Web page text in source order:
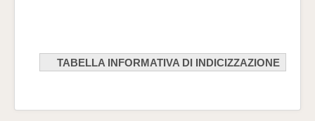
TABELLA INFORMATIVA DI INDICIZZAZIONE